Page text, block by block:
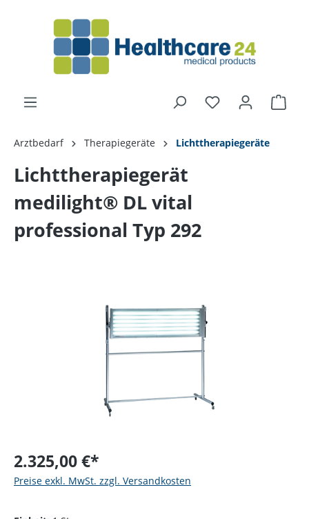
Arztbedarf Therapiegeräte Lichttherapiegeräte
Lichttherapiegerät
medilight® DL vital
professional Typ 292
2.325,00 €*
Preise exkl. MwSt. zzgl. Versandkosten